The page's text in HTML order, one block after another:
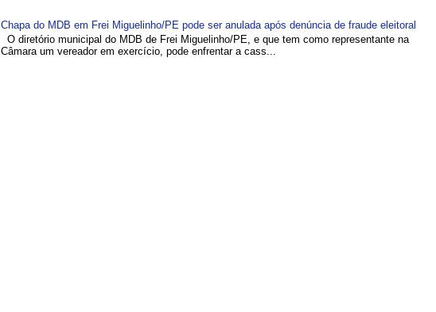
Chapa do MDB em Frei Miguelinho/PE pode ser anulada após denúncia de fraude eleitoral
O diretório municipal do MDB de Frei Miguelinho/PE, e que tem como representante na
Câmara um vereador em exercício, pode enfrentar a cass...